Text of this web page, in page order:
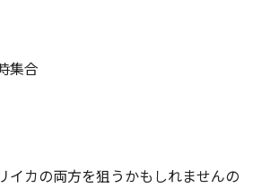
集合
イカの両方を狙うかもしれませんの